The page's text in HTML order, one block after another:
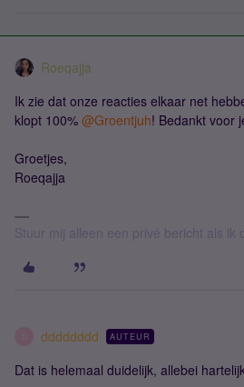
Roeqajja
Ik zie dat onze reacties elkaar net
klopt 100% @Groentjuh! Bedankt voor
Groetjes,
Roeqajja
Stuur mij alleen een privé bericht als ik
dddddddd AUTEUR
Dat is helemaal duidelijk, allebei